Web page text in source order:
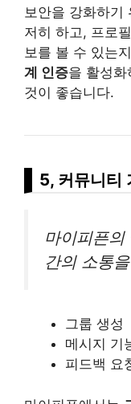
보안을 강화하기
저히 하고, 프로
보를 볼 수 있는
계 인증을 활성
것이 좋습니다.
5, 커뮤니티
마이피픈
간의 소통
그룹 생성
메시지 기
피드백 요